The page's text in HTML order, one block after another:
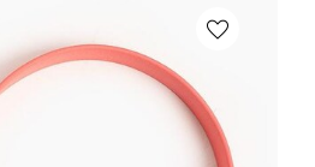
favorite